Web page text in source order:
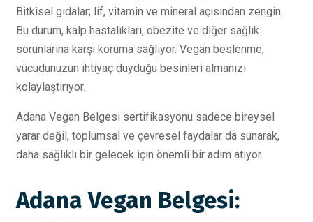
Bitkisel gıdalar; lif, vitamin ve mineral açısından zengin.
Bu durum, kalp hastalıkları, obezite ve diğer sağlık
sorunlarına karşı koruma sağlıyor. Vegan beslenme,
vücudunuzun ihtiyaç duyduğu besinleri almanızı
kolaylaştırıyor.
Adana Vegan Belgesi sertifikasyonu sadece bireysel
yarar değil, toplumsal ve çevresel faydalar da sunarak,
daha sağlıklı bir gelecek için önemli bir adım atıyor.
Adana Vegan Belgesi: